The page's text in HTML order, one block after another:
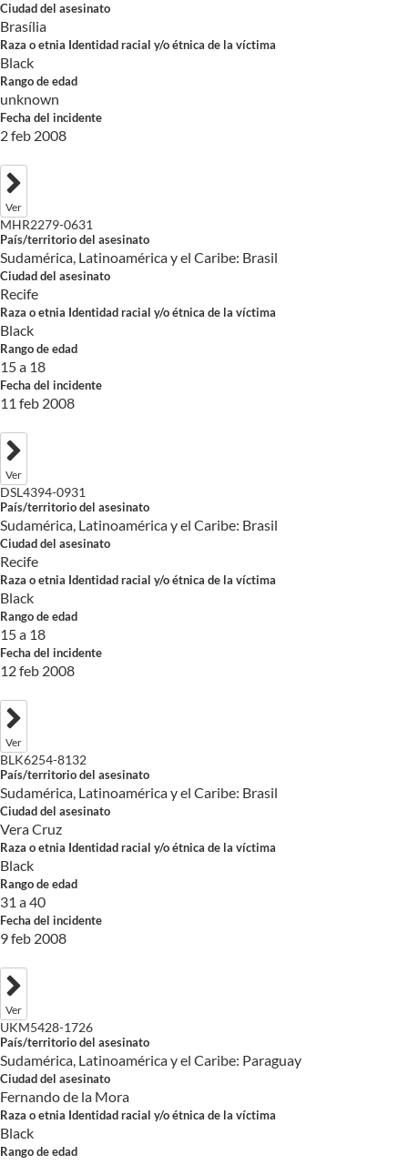
Ciudad del asesinato
Brasília
Raza o etnia Identidad racial y/o étnica de la víctima
Black
Rango de edad
unknown
Fecha del incidente
2 feb 2008
Ver
MHR2279-0631
País/territorio del asesinato
Sudamérica, Latinoamérica y el Caribe: Brasil
Ciudad del asesinato
Recife
Raza o etnia Identidad racial y/o étnica de la víctima
Black
Rango de edad
15 a 18
Fecha del incidente
11 feb 2008
Ver
DSL4394-0931
País/territorio del asesinato
Sudamérica, Latinoamérica y el Caribe: Brasil
Ciudad del asesinato
Recife
Raza o etnia Identidad racial y/o étnica de la víctima
Black
Rango de edad
15 a 18
Fecha del incidente
12 feb 2008
Ver
BLK6254-8132
País/territorio del asesinato
Sudamérica, Latinoamérica y el Caribe: Brasil
Ciudad del asesinato
Vera Cruz
Raza o etnia Identidad racial y/o étnica de la víctima
Black
Rango de edad
31 a 40
Fecha del incidente
9 feb 2008
Ver
UKM5428-1726
País/territorio del asesinato
Sudamérica, Latinoamérica y el Caribe: Paraguay
Ciudad del asesinato
Fernando de la Mora
Raza o etnia Identidad racial y/o étnica de la víctima
Black
Rango de edad